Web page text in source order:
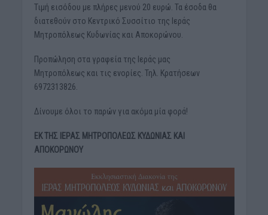
Τιμή εισόδου με πλήρες μενού 20 ευρώ. Τα έσοδα θα
διατεθούν στο Κεντρικό Συσσίτιο της Ιεράς
Μητροπόλεως Κυδωνίας και Αποκορώνου.
Προπώληση στα γραφεία της Ιεράς μας
Μητροπόλεως και τις ενορίες. Τηλ. Κρατήσεων
6972313826.
Δίνουμε όλοι το παρών για ακόμα μία φορά!
ΕΚ ΤΗΣ ΙΕΡΑΣ ΜΗΤΡΟΠΟΛΕΩΣ ΚΥΔΩΝΙΑΣ ΚΑΙ
ΑΠΟΚΟΡΩΝΟΥ